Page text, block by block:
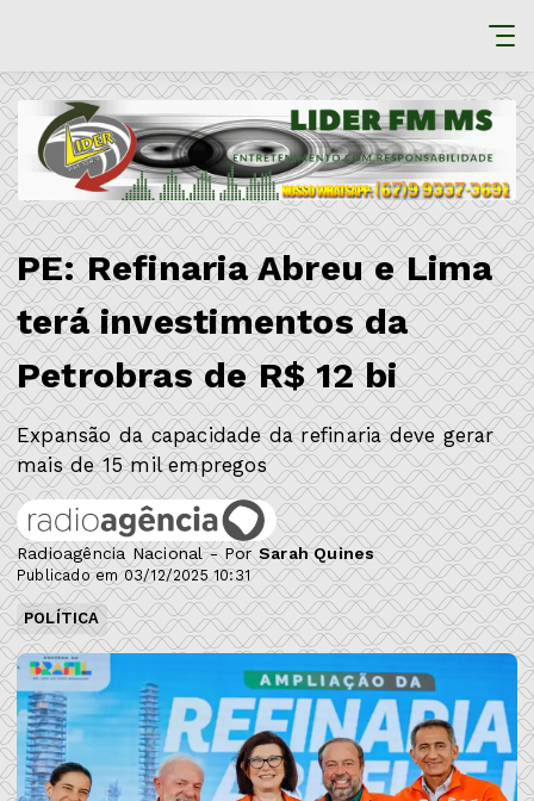
PE: Refinaria Abreu e Lima
terá investimentos da
Petrobras de R$ 12 bi
Expansão da capacidade da refinaria deve gerar
mais de 15 mil empregos
Radioagência Nacional - Por Sarah Quines
Publicado em 03/12/2025 10:31
POLÍTICA